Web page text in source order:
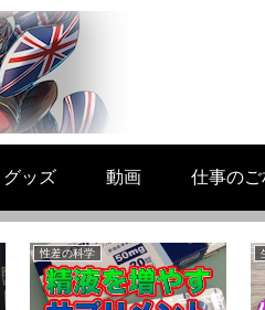
グッズ 動画 仕事のご
性差の科学